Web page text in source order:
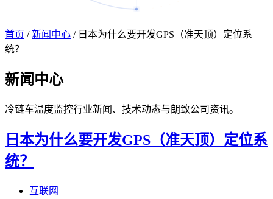
首页 / 新闻中心 / 日本为什么要开发GPS（准天顶）定位系
统？
新闻 中心
冷链车温度监控行业新闻、技术动态与朗致公司资讯。
日本为什么要开发GPS（准天顶）定位系
统？
互联网